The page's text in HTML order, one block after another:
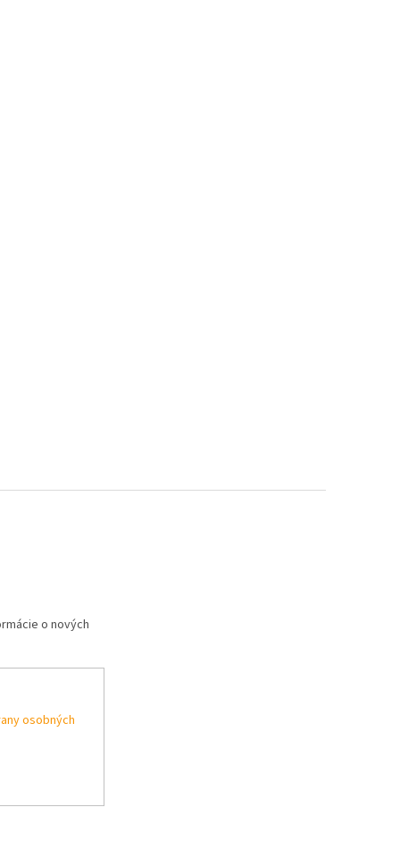
o nových
osobných